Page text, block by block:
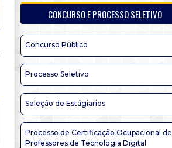
CONCURSO E PROCESSO SELETIVO
Concurso Público
Processo Seletivo
Seleção de Estágiarios
Processo de Certificação Ocupacional de
Professores de Tecnologia Digital